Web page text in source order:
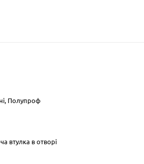
Полупроф
втулка в отворі